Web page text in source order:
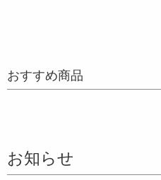
おすすめ商品
お知らせ